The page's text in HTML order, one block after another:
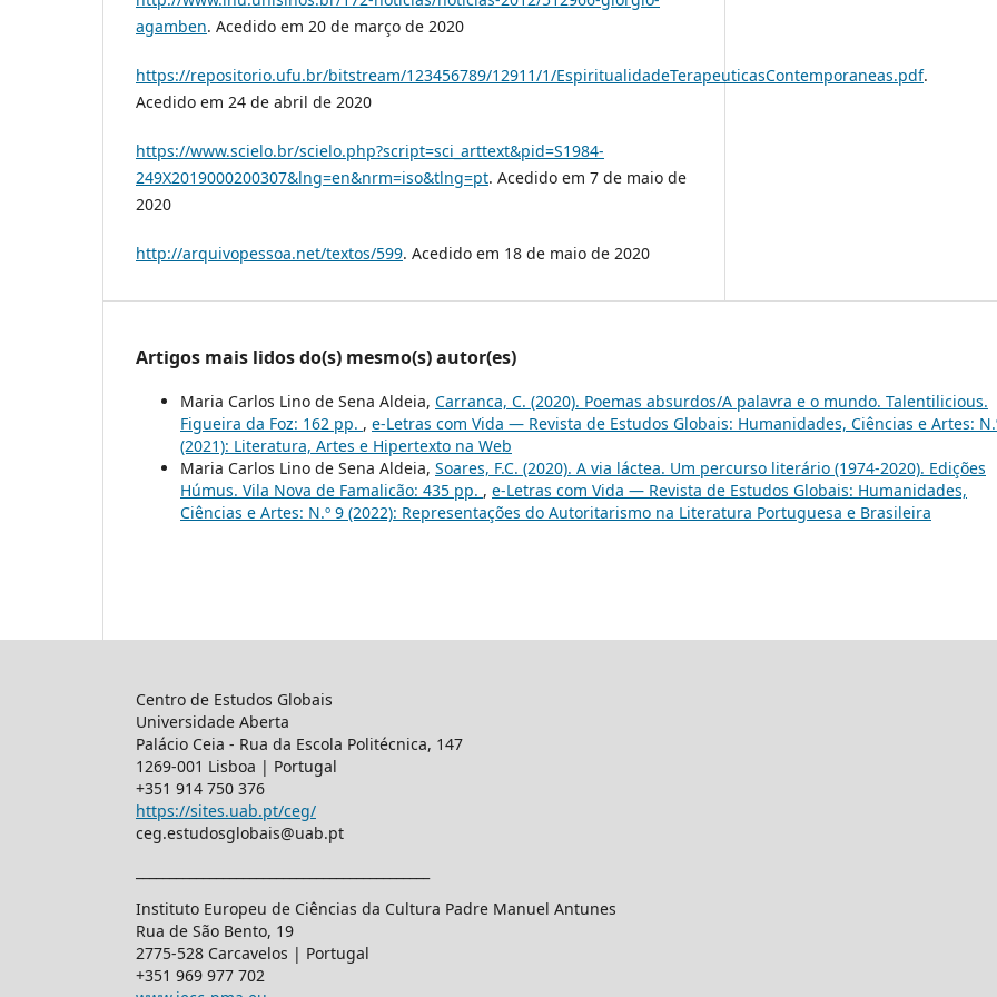
agamben. Acedido em 20 de março de 2020
https://repositorio.ufu.br/bitstream/123456789/12911/1/EspiritualidadeTerapeuticasContemporaneas.pdf.
Acedido em 24 de abril de 2020
https://www.scielo.br/scielo.php?script=sci_arttext&pid=S1984-
249X2019000200307&lng=en&nrm=iso&tlng=pt. Acedido em 7 de maio de
2020
http://arquivopessoa.net/textos/599. Acedido em 18 de maio de 2020
Artigos mais lidos do(s) mesmo(s) autor(es)
Maria Carlos Lino de Sena Aldeia, Carranca, C. (2020). Poemas absurdos/A palavra e o mundo. Talentilicious.
Figueira da Foz: 162 pp. , e-Letras com Vida — Revista de Estudos Globais: Humanidades, Ciências e Artes:
(2021): Literatura, Artes e Hipertexto na Web
Maria Carlos Lino de Sena Aldeia, Soares, F.C. (2020). A via láctea. Um percurso literário (1974-2020). Edições
Húmus. Vila Nova de Famalicão: 435 pp. , e-Letras com Vida — Revista de Estudos Globais: Humanidades,
Ciências e Artes: N.º 9 (2022): Representações do Autoritarismo na Literatura Portuguesa e Brasileira
Centro de Estudos Globais
Universidade Aberta
Palácio Ceia - Rua da Escola Politécnica, 147
1269-001 Lisboa | Portugal
+351 914 750 376
https://sites.uab.pt/ceg/
ceg.estudosglobais@uab.pt
Instituto Europeu de Ciências da Cultura Padre Manuel Antunes
Rua de São Bento, 19
2775-528 Carcavelos | Portugal
+351 969 977 702